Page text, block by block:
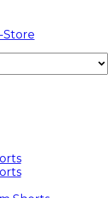
Store